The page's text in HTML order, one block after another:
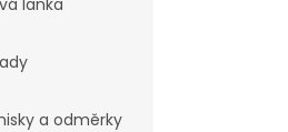
lanka
a odměrky